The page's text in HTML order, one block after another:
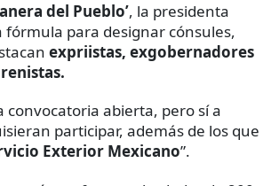
del Pueblo’, la presidenta
fórmula para designar cónsules,
expriistas, exgobernadores
convocatoria abierta, pero sí a
participar, además de los que
Exterior Mexicano”.